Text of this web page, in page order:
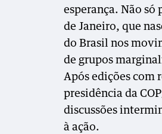
esperança. Não
de Janeiro, que
do Brasil nos
de grupos
Após edições com
presidência da
discussões
à ação.